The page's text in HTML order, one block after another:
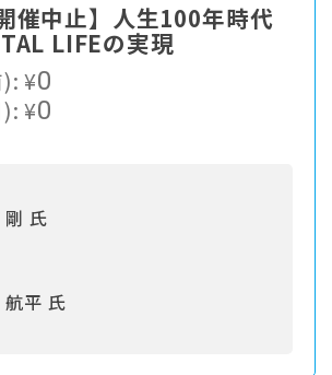
催中止】人生100年時代
LIFEの実現
):¥0
):¥0
剛 氏
航平 氏